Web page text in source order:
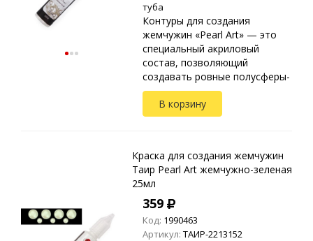
туба
Контуры для создания
жемчужин «Pearl Art» — это
специальный акриловый
состав, позволяющий
создавать ровные полусферы-
жемчужины. Применяются на
любых видах текстиля, стекле,
дереве, бумаге, металле,
В корзину
Краска для создания жемчужин
Таир Pearl Art жемчужно-зеленая
25мл
359
Код: 1990463
Артикул: ТАИР-2213152